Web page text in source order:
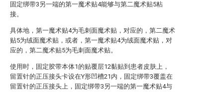
固定绑带3另一端的第一魔术贴4能够与第二魔术贴5粘
接。
具体地，第一魔术贴4为毛刺面魔术贴，对应的，第二魔术
贴5为绒面魔术贴，或者，第一魔术贴4为绒面魔术贴，对
应的，第二魔术贴5为毛刺面魔术贴。
使用时，固定胶带本体1的贴覆层12黏贴到患者皮肤上，
留置针的正压接头卡设在Y形凹槽21内，固定绑带3覆盖在
留置针的正压接头上，固定绑带3另一端的第一魔术贴4与